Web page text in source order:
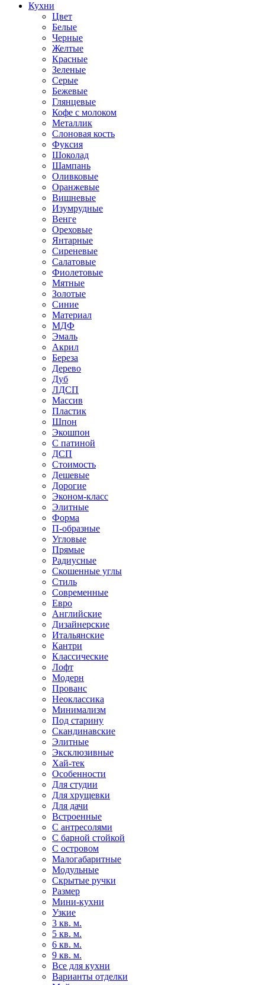
Кухни
Цвет
Белые
Черные
Желтые
Красные
Зеленые
Серые
Бежевые
Глянцевые
Кофе с молоком
Металлик
Слоновая кость
Фуксия
Шоколад
Шампань
Оливковые
Оранжевые
Вишневые
Изумрудные
Венге
Ореховые
Янтарные
Сиреневые
Салатовые
Фиолетовые
Мятные
Золотые
Синие
Материал
МДФ
Эмаль
Акрил
Береза
Дерево
Дуб
ЛДСП
Массив
Пластик
Шпон
Экошпон
С патиной
ДСП
Стоимость
Дешевые
Дорогие
Эконом-класс
Элитные
Форма
П-образные
Угловые
Прямые
Радиусные
Скошенные углы
Стиль
Современные
Евро
Английские
Дизайнерские
Итальянские
Кантри
Классические
Лофт
Модерн
Прованс
Неоклассика
Минимализм
Под старину
Скандинавские
Элитные
Эксклюзивные
Хай-тек
Особенности
Для студии
Для хрущевки
Для дачи
Встроенные
С антресолями
С барной стойкой
С островом
Малогабаритные
Модульные
Скрытые ручки
Размер
Мини-кухни
Узкие
3 кв. м.
5 кв. м.
6 кв. м.
9 кв. м.
Все для кухни
Варианты отделки